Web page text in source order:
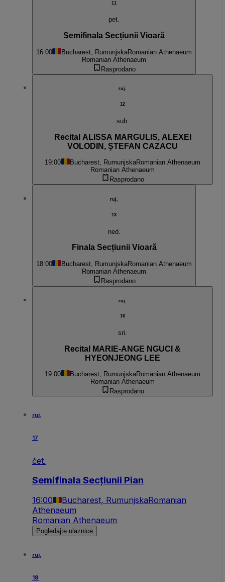
11
pet.
Semifinala Secțiunii Vioară
16:00 Bucharest, RumunjskaRomanian Athenaeum
Romanian Athenaeum
Rasprodano
ruj.
12
sub.
Recital ALISSA MARGULIS, ALEXEI
VOLODIN, ȘTEFAN CAZACU
19:00 Bucharest, RumunjskaRomanian Athenaeum
Romanian Athenaeum
Rasprodano
ruj.
13
ned.
Finala Secțiunii Vioară
18:00 Bucharest, RumunjskaRomanian Athenaeum
Romanian Athenaeum
Rasprodano
ruj.
16
sri.
Recital MARIE-ANGE NGUCI &
HYEONJEONG LEE
19:00 Bucharest, RumunjskaRomanian Athenaeum
Romanian Athenaeum
Rasprodano
ruj.
17
čet.
Semifinala Secțiunii Pian
16:00 Bucharest, RumunjskaRomanian
Athenaeum
Romanian Athenaeum
Pogledajte ulaznice
ruj.
18